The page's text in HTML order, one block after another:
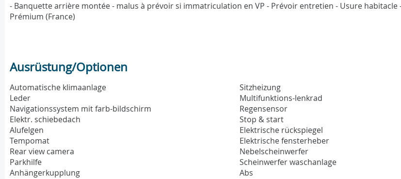
- Banquette arrière montée - malus à prévoir si immatriculation en VP - Prévoir entretien - Usure habitacle
Prémium (France)
Ausrüstung/Optionen
Automatische klimaanlage
Leder
Navigationssystem mit farb-bildschirm
Elektr. schiebedach
Alufelgen
Tempomat
Rear view camera
Parkhilfe
Anhängerkupplung
Sitzheizung
Multifunktions-lenkrad
Regensensor
Stop & start
Elektrische rückspiegel
Elektrische fensterheber
Nebelscheinwerfer
Scheinwerfer waschanlage
Abs